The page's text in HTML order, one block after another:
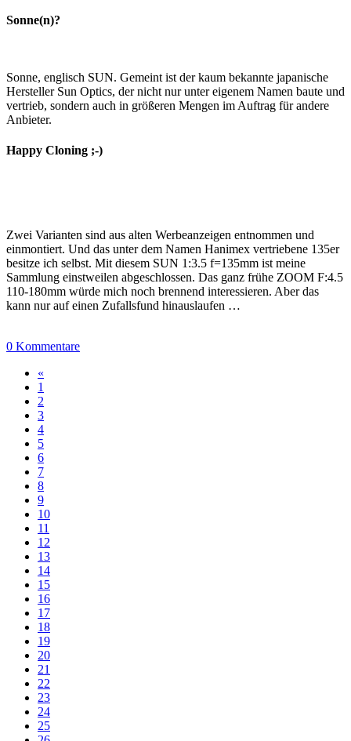
Sonne(n)?
Sonne, englisch SUN. Gemeint ist der kaum bekannte japanische
Hersteller Sun Optics, der nicht nur unter eigenem Namen baute und
vertrieb, sondern auch in größeren Mengen im Auftrag für andere
Anbieter.
Happy Cloning ;-)
Zwei Varianten sind aus alten Werbeanzeigen entnommen und
einmontiert. Und das unter dem Namen Hanimex vertriebene 135er
besitze ich selbst. Mit diesem SUN 1:3.5 f=135mm ist meine
Sammlung einstweilen abgeschlossen. Das ganz frühe ZOOM F:4.5
110-180mm würde mich noch brennend interessieren. Aber das
kann nur auf einen Zufallsfund hinauslaufen …
0 Kommentare
«
1
2
3
4
5
6
7
8
9
10
11
12
13
14
15
16
17
18
19
20
21
22
23
24
25